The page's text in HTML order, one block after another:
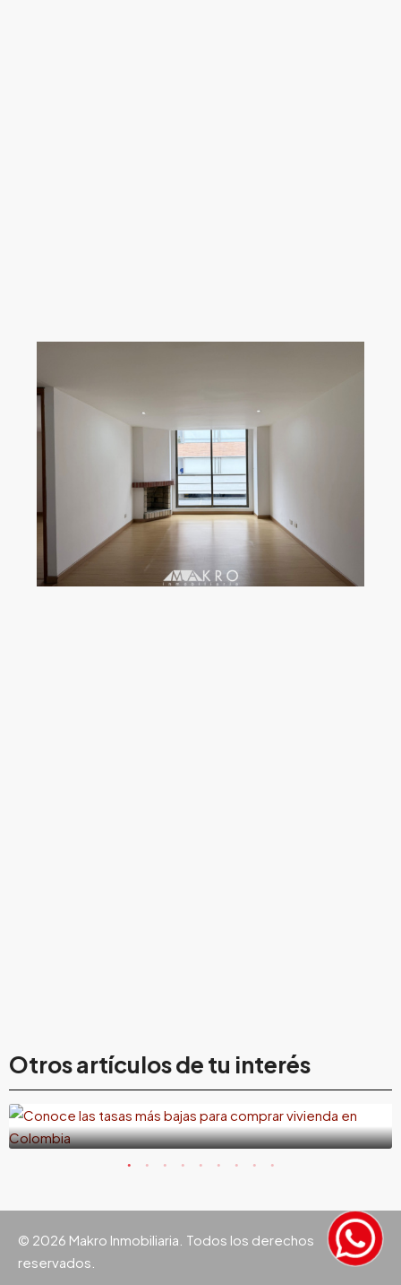
Otros artículos de tu interés
bajas para comprar vivienda en Colombia?
© 2026 Makro Inmobiliaria. Todos los derechos
reservados.